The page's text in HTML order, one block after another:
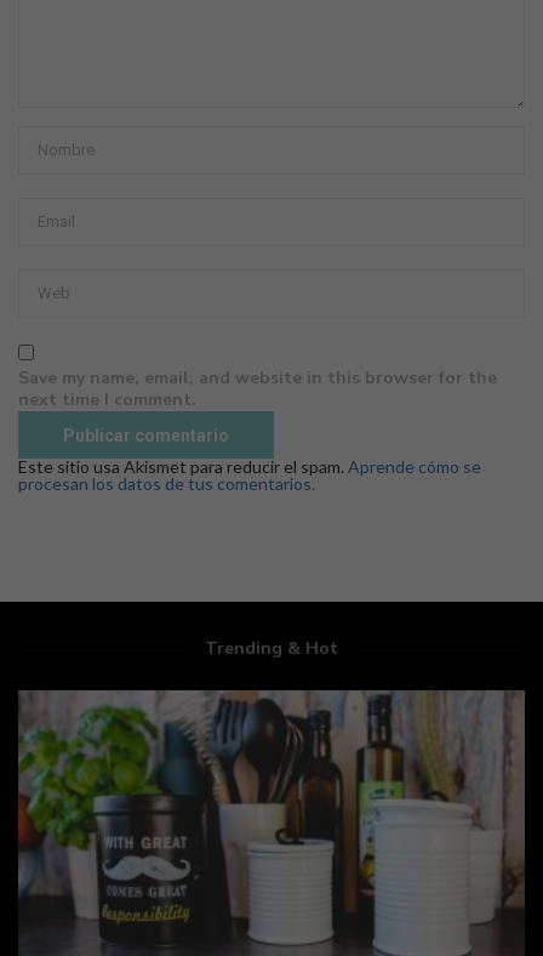
Save my name, email, and website in this browser for the
next time I comment.
Este sitio usa Akismet para reducir el spam. Aprende cómo se
procesan los datos de tus comentarios.
Trending & Hot